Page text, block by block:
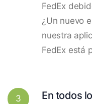
FedEx
¿Un nuevo
nuestra
FedEx está
3 En todos